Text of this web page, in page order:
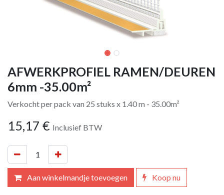
AFWERKPROFIEL RAMEN/DEUREN
6mm -35.00m²
Verkocht per pack van 25 stuks x 1.40 m - 35.00m²
15,17 € Inclusief BTW
Aan winkelmandje toevoegen Koop nu